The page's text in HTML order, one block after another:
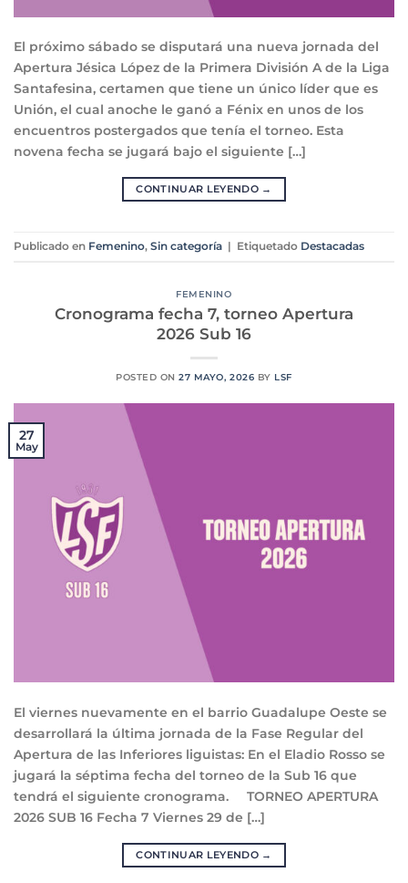
El próximo sábado se disputará una nueva jornada del
Apertura Jésica López de la Primera División A de la Liga
Santafesina, certamen que tiene un único líder que es
Unión, el cual anoche le ganó a Fénix en unos de los
encuentros postergados que tenía el torneo. Esta
novena fecha se jugará bajo el siguiente […]
CONTINUAR LEYENDO →
Publicado en Femenino, Sin categoría | Etiquetado Destacadas
FEMENINO
Cronograma fecha 7, torneo Apertura
2026 Sub 16
POSTED ON27 MAYO, 2026 BY LSF
27
May
El viernes nuevamente en el barrio Guadalupe Oeste se
desarrollará la última jornada de la Fase Regular del
Apertura de las Inferiores liguistas: En el Eladio Rosso se
jugará la séptima fecha del torneo de la Sub 16 que
tendrá el siguiente cronograma. TORNEO APERTURA
2026 SUB 16 Fecha 7 Viernes 29 de […]
CONTINUAR LEYENDO →